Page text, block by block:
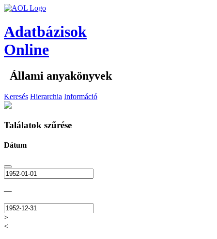
Adatbázisok
Online
Állami anyakönyvek
Keresés Hierarchia Információ
Találatok szűrése
Dátum
—
>
<